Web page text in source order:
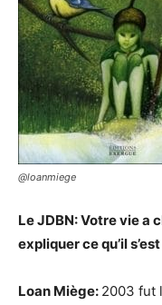
@loanmiege
Le JDBN: Votre vie a
expliquer ce qu’il
Loan Miège: 2003 fut